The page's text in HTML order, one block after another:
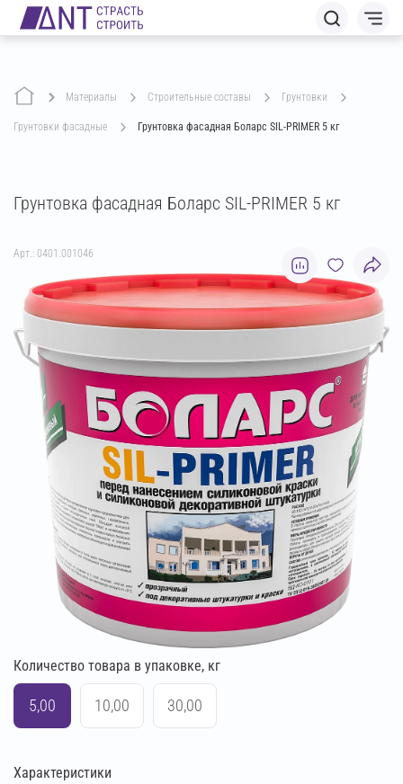
Материалы строительные составы грунтовки
грунтовки фасадные Грунтовка фасадная Боларс SIL-PRIMER 5 кг
Грунтовка фасадная Боларс SIL-PRIMER 5 кг
Арт.: 0401.001046
Количество товара в упаковке, кг
5,00 10,00 30,00
Характеристики